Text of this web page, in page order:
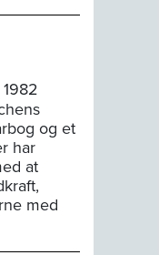
og et
har
at
med